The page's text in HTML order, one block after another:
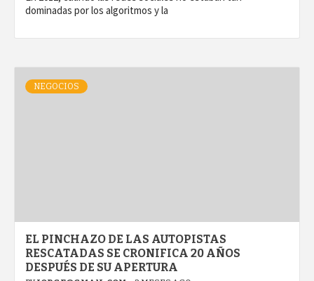
dominadas por los algoritmos y la
NEGOCIOS
EL PINCHAZO DE LAS AUTOPISTAS
RESCATADAS SE CRONIFICA 20 AÑOS
DESPUÉS DE SU APERTURA